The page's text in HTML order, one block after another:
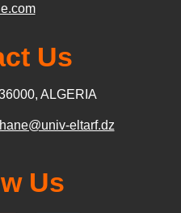
Us
ALGERIA
eltarf.dz
Us